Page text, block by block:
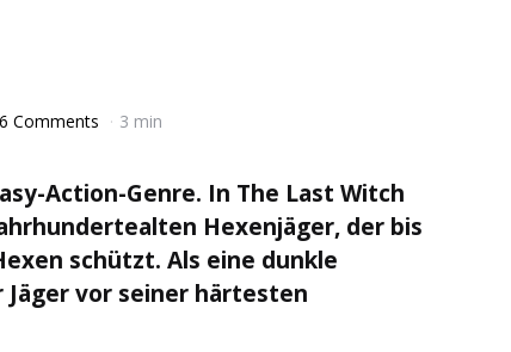
6 Comments 3 min
Action-Genre. In The Last Witch
Hexenjäger, der bis
schützt. Als eine dunkle
vor seiner härtesten